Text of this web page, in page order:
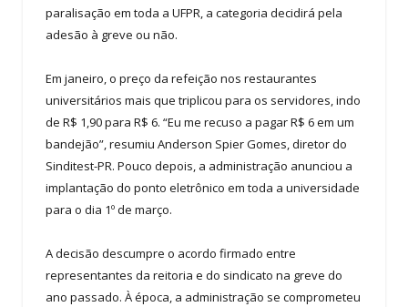
paralisação em toda a UFPR, a categoria decidirá pela
adesão à greve ou não.
Em janeiro, o preço da refeição nos restaurantes
universitários mais que triplicou para os servidores, indo
de R$ 1,90 para R$ 6. “Eu me recuso a pagar R$ 6 em um
bandejão”, resumiu Anderson Spier Gomes, diretor do
Sinditest-PR. Pouco depois, a administração anunciou a
implantação do ponto eletrônico em toda a universidade
para o dia 1º de março.
A decisão descumpre o acordo firmado entre
representantes da reitoria e do sindicato na greve do
ano passado. À época, a administração se comprometeu